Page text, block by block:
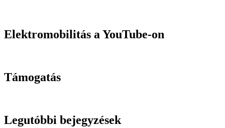
Elektromobilitás a YouTube-on
Támogatás
Legutóbbi bejegyzések